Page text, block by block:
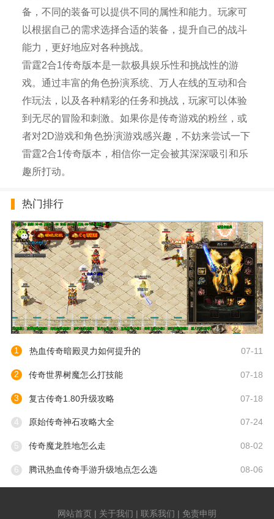
备，不同的装备可以提供不同的属性和能力。玩家可
以根据自己的需求选择合适的装备，提升自己的战斗
能力，更好地应对各种挑战。
雷霆2合1传奇版本是一款极具娱乐性和挑战性的游
戏。通过丰富的角色扮演系统、万人在线的互动和合
作玩法，以及各种精彩的任务和挑战，玩家可以体验
到无尽的冒险和刺激。如果你是传奇游戏的粉丝，或
者对2D游戏和角色扮演游戏感兴趣，不妨来尝试一下
雷霆2合1传奇版本，相信你一定会被其深深吸引和乐
趣所打动。
热门排行
1 热血传奇暗殿灵力如何提升的 07-11
2 传奇世界树魔怎么打技能 07-18
3 复古传奇1.80升级攻略 07-18
4 原始传奇神石攻略大全 07-24
5 传奇魔龙胜地怎么走 08-02
6 腾讯热血传奇手游升级地点怎么选 08-06
网站首页 | 关于我们 | 联系我们 | 免责申明